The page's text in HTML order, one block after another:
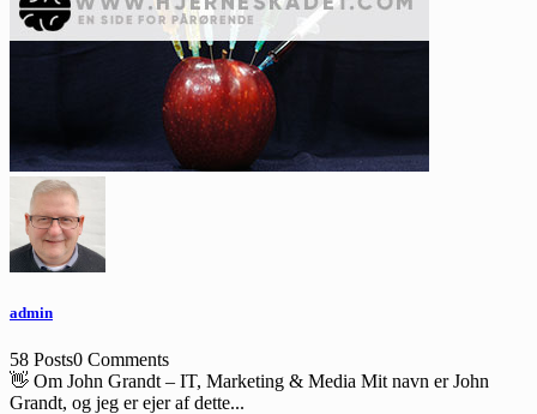
admin
58 Posts0 Comments
👋 Om John Grandt – IT, Marketing & Media Mit navn er John
Grandt, og jeg er ejer af dette...